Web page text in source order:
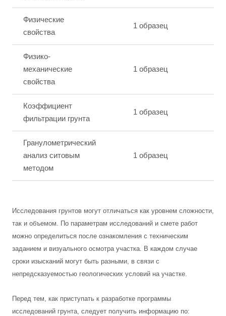
Физические
свойства
1 образец
Физико-
механические
свойства
1 образец
Коэффициент
фильтрации грунта
1 образец
Гранулометрический
анализ ситовым
методом
1 образец
Исследования грунтов могут отличаться как уровнем сложности,
так и объемом. По параметрам исследований и смете работ
можно определиться после ознакомления с техническим
заданием и визуального осмотра участка. В каждом случае
сроки изысканий могут быть разными, в связи с
непредсказуемостью геологических условий на участке.
Перед тем, как приступать к разработке программы
исследований грунта, следует получить информацию по: